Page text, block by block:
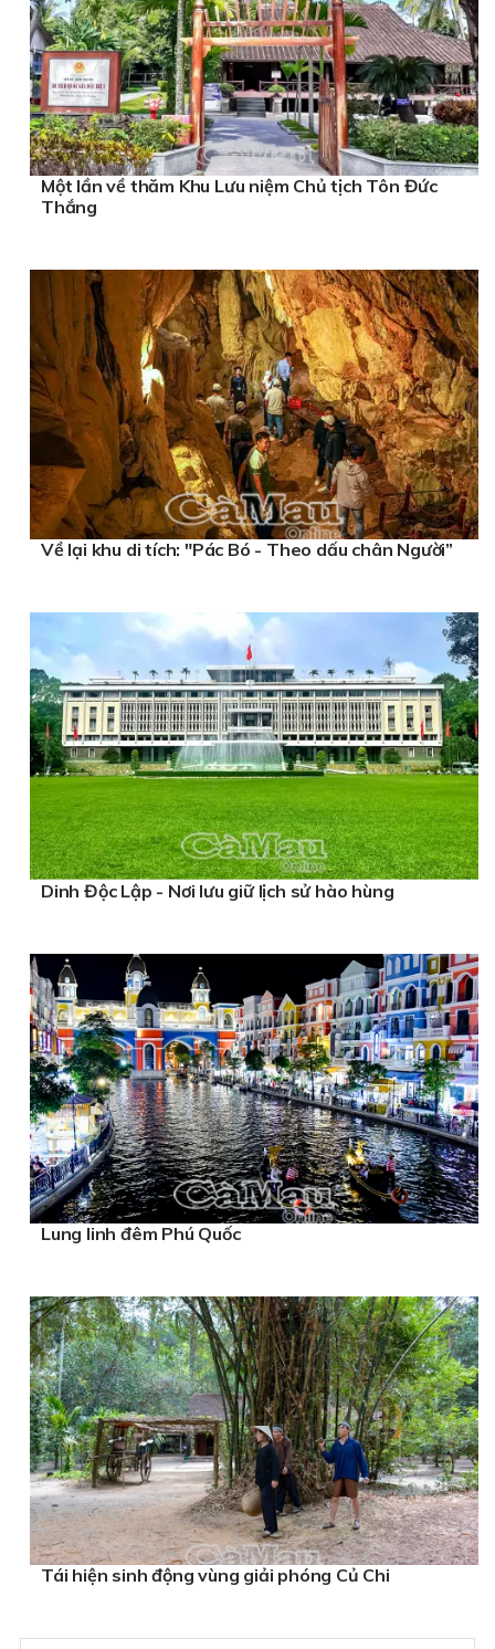
Một lần về thăm Khu Lưu niệm Chủ tịch Tôn Đức
Thắng
Về lại khu di tích: "Pác Bó - Theo dấu chân Người”
Dinh Độc Lập - Nơi lưu giữ lịch sử hào hùng
Lung linh đêm Phú Quốc
Tái hiện sinh động vùng giải phóng Củ Chi